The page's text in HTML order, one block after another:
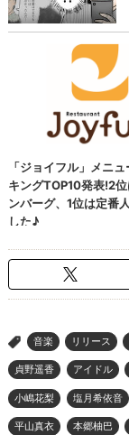
> 音楽 リリース
貞野遥香 アイドル
小嶋花梨 塩月希依音
平山真衣 本郷柚巴